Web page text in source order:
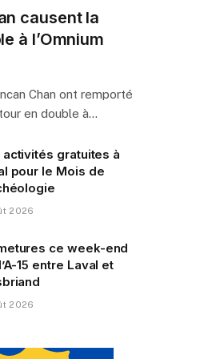
causent la
à l’Omnium
Chan ont remporté
en double à…
activités gratuites à
pour le Mois de
2026
ce week-end
15 entre Laval et
2026